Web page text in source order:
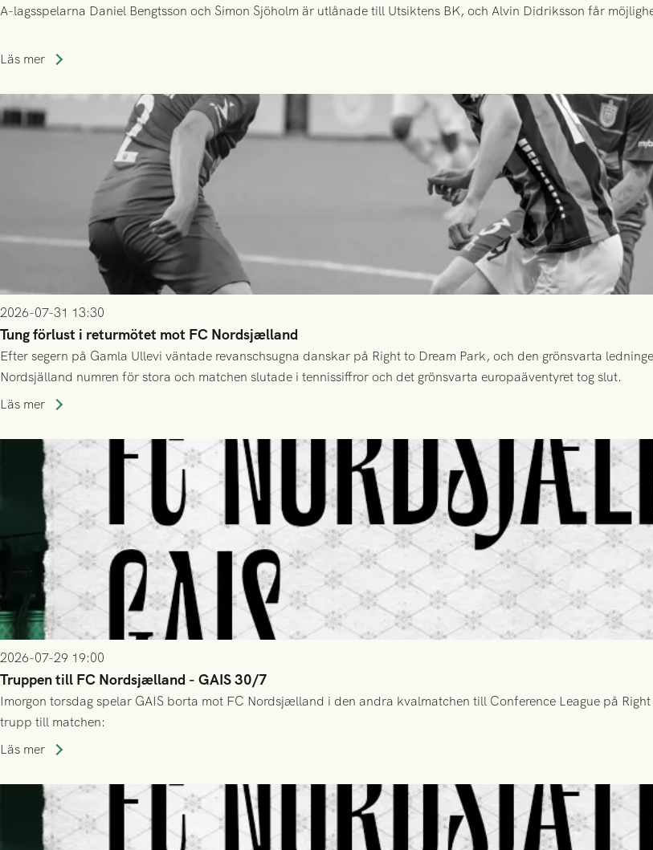
A-lagsspelarna Daniel Bengtsson och Simon Sjöholm är utlånade till Utsiktens BK, och Alvin Didriksson får
Läs mer
2026-07-31 13:30
Tung förlust i returmötet mot FC Nordsjælland
Efter segern på Gamla Ullevi väntade revanschsugna danskar på Right to Dream Park, och den grönsvarta
Nordsjälland numren för stora och matchen slutade i tennissiffror och det grönsvarta europaäventyret tog slut.
Läs mer
2026-07-29 19:00
Truppen till FC Nordsjælland - GAIS 30/7
Imorgon torsdag spelar GAIS borta mot FC Nordsjælland i den andra kvalmatchen till Conference League på
trupp till matchen:
Läs mer